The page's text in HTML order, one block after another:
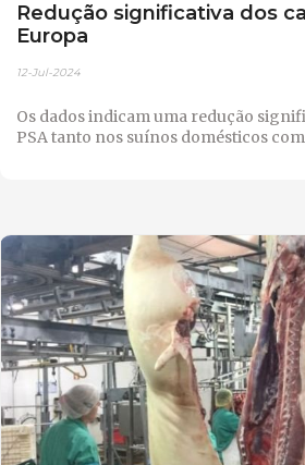
Redução significativa dos
Europa
12-Jul-2024
Os dados indicam uma redução
PSA tanto nos suínos domésticos